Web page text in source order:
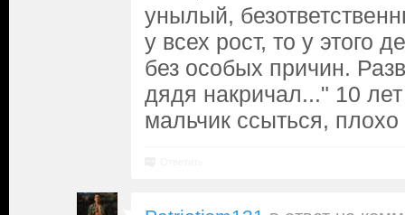
унылый,
у всех рост, то у этого
без особых причин.
дядя накричал..." 10
мальчик ссыться, плохо